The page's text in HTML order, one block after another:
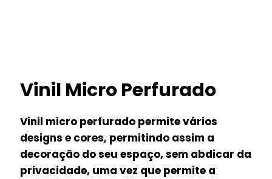
Vinil Micro Perfurado
Vinil micro perfurado permite vários
designs e cores, permitindo assim a
decoração do seu espaço, sem abdicar da
privacidade, uma vez que permite a